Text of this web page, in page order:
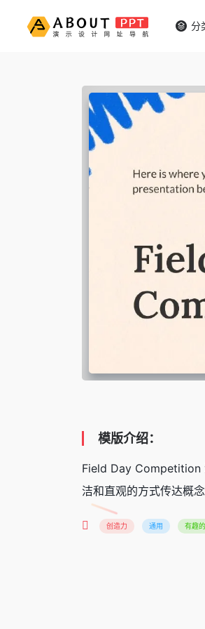
分
模版介绍：
Field Day Competition
洁和直观的方式传达概
创造力 通用 有趣的